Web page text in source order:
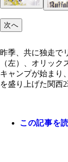
（左）
そうだ
FAでオ
（左）
次へ
昨季、共に独走で
（左）、オリッ
キャンプが始まり
を盛り上げた関西
この記事を